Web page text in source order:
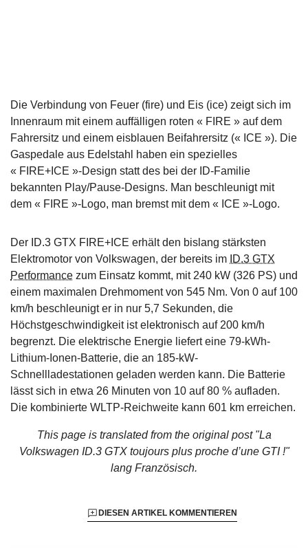
Die Verbindung von Feuer (fire) und Eis (ice) zeigt sich im
Innenraum mit einem auffälligen roten « FIRE » auf dem
Fahrersitz und einem eisblauen Beifahrersitz (« ICE »). Die
Gaspedale aus Edelstahl haben ein spezielles
« FIRE+ICE »-Design statt des bei der ID-Familie
bekannten Play/Pause-Designs. Man beschleunigt mit
dem « FIRE »-Logo, man bremst mit dem « ICE »-Logo.
Der ID.3 GTX FIRE+ICE erhält den bislang stärksten
Elektromotor von Volkswagen, der bereits im ID.3 GTX
Performance zum Einsatz kommt, mit 240 kW (326 PS) und
einem maximalen Drehmoment von 545 Nm. Von 0 auf 100
km/h beschleunigt er in nur 5,7 Sekunden, die
Höchstgeschwindigkeit ist elektronisch auf 200 km/h
begrenzt. Die elektrische Energie liefert eine 79-kWh-
Lithium-Ionen-Batterie, die an 185-kW-
Schnellladestationen geladen werden kann. Die Batterie
lässt sich in etwa 26 Minuten von 10 auf 80 % aufladen.
Die kombinierte WLTP-Reichweite kann 601 km erreichen.
This page is translated from the original post "La
Volkswagen ID.3 GTX toujours plus proche d’une GTI !"
lang Französisch.
DIESEN ARTIKEL KOMMENTIEREN